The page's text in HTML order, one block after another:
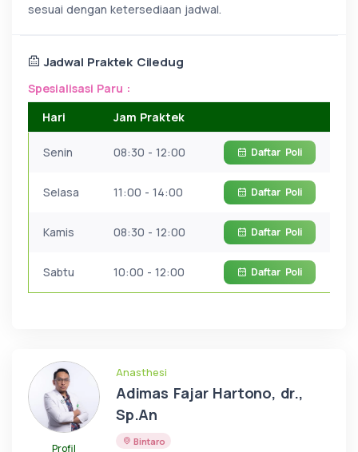
sesuai dengan ketersediaan jadwal.
Jadwal Praktek Ciledug
Spesialisasi Paru :
Hari
Jam Praktek
Senin 08:30 - 12:00 Daftar Poli
Selasa 11:00 - 14:00 Daftar Poli
Kamis 08:30 - 12:00 Daftar Poli
Sabtu 10:00 - 12:00 Daftar Poli
Profil
Anasthesi
Adimas Fajar Hartono, dr.,
Sp.An
Bintaro